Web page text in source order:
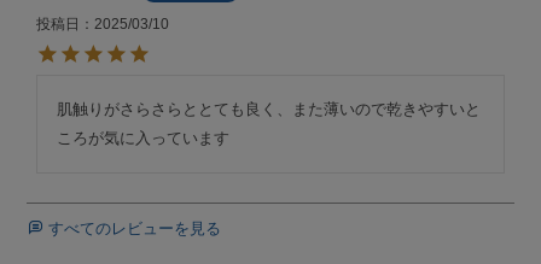
投稿日
2025/03/10
肌触りがさらさらととても良く、また薄いので乾きやすいと
ころが気に入っています
すべてのレビューを見る